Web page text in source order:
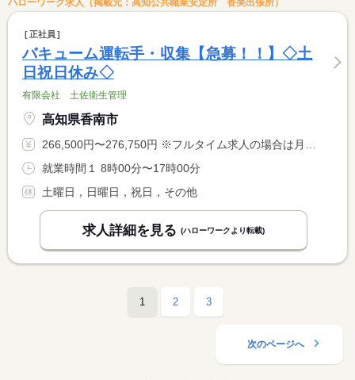
ハローワーク求人（掲載元：高知公共職業安定所 香美出張所）
正社員
バキューム運転手・収集【急募！！】◇土
日祝日休み◇
有限会社 土佐衛生管理
高知県香南市
266,500円〜276,750円 ※フルタイム求人の場合は月額（換算額）、パート求人の場合は時間額を表示しています。
就業時間１ 8時00分〜17時00分
土曜日，日曜日，祝日，その他
求人詳細を見る (ハローワークより転載)
1 2 3
次のページへ